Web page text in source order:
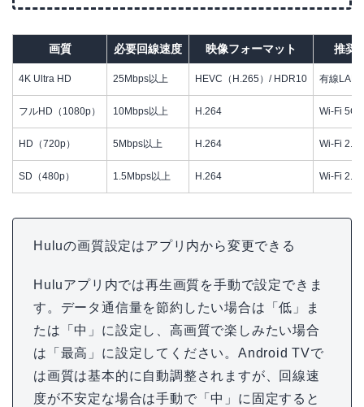
画質 必要回線速度 映像フォーマット 推奨
4K Ultra HD 25Mbps以上 HEVC（H.265）/ HDR10 有線LAN
フルHD（1080p） 10Mbps以上 H.264 Wi-Fi
HD（720p） 5Mbps以上 H.264 Wi-Fi
SD（480p） 1.5Mbps以上 H.264 Wi-Fi
Huluの画質設定はアプリ内から変更できる
Huluアプリ内では再生画質を手動で設定できま
す。データ通信量を節約したい場合は「低」ま
たは「中」に設定し、高画質で楽しみたい場合
は「最高」に設定してください。Android TVで
は画質は基本的に自動調整されますが、回線速
度が不安定な場合は手動で「中」に固定すると